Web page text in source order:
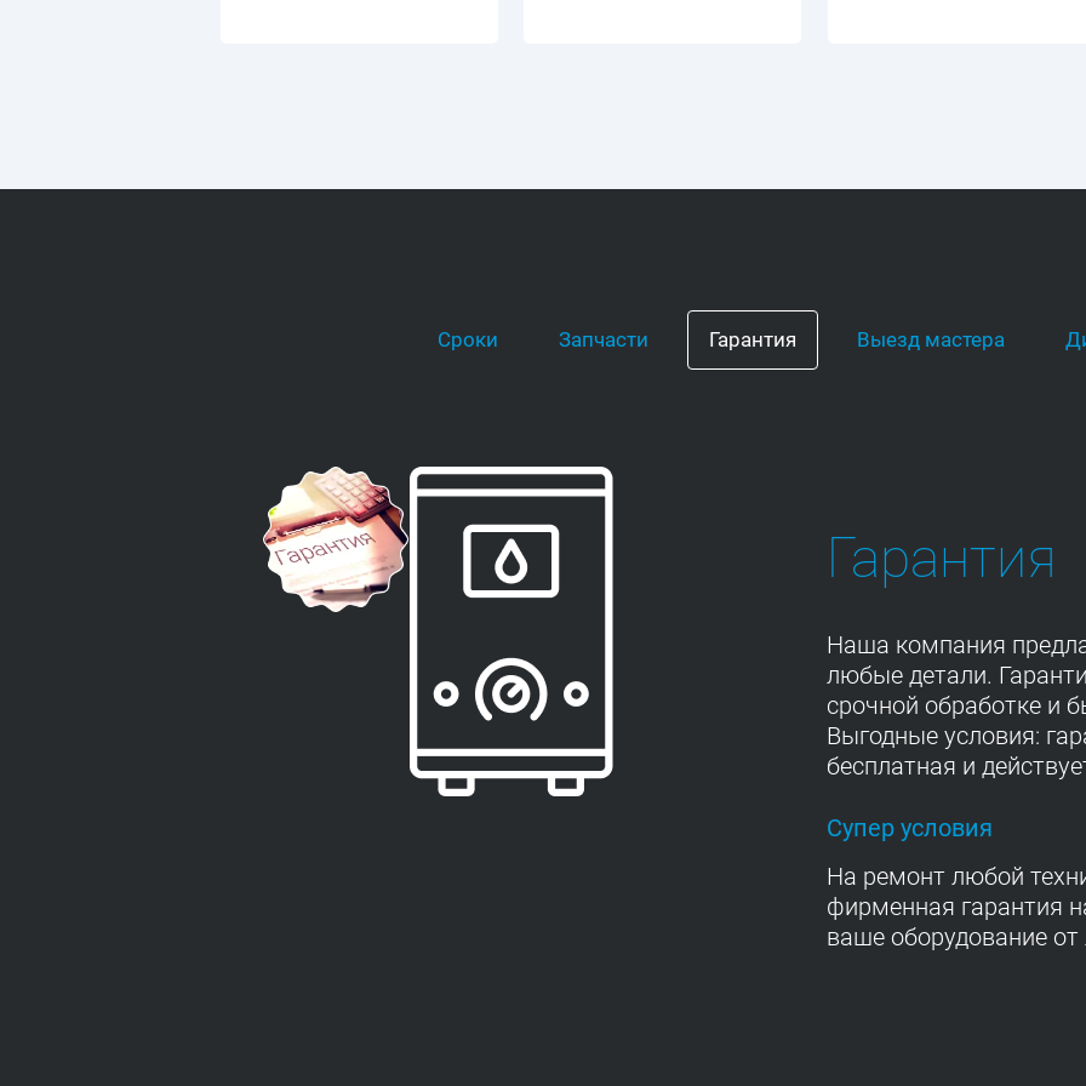
Сроки Запчасти Гарантия Выезд мастера
Гарантия
Наша компания
любые детали.
срочной обработке и
Выгодные условия:
бесплатная и
Супер условия
На ремонт любой
фирменная гарантия
ваше оборудование